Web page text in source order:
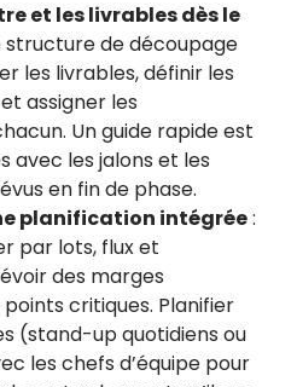
et les livrables dès le
structure de découpage
les livrables, définir les
assigner les
Un guide rapide est
avec les jalons et les
en fin de phase.
planification intégrée:
par lots, flux et
des marges
critiques. Planifier
(stand-up quotidiens ou
les chefs d’équipe pour